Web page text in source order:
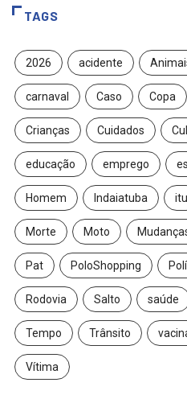
TAGS
2026 acidente
carnaval Caso Copa
Crianças Cuidados
educação emprego
Homem Indaiatuba itu
Morte Moto
Pat PoloShopping
Rodovia Salto saúde
Tempo Trânsito
Vítima